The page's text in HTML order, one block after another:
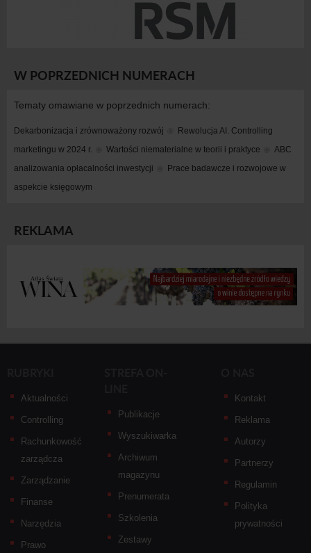
W POPRZEDNICH NUMERACH
Tematy omawiane w poprzednich numerach:
Dekarbonizacja i zrównoważony rozwój
Rewolucja AI. Controlling
marketingu w 2024 r.
Wartości niematerialne w teorii i praktyce
ABC
analizowania opłacalności inwestycji
Prace badawcze i rozwojowe w
aspekcie księgowym
REKLAMA
Aktualności
Controlling
Rachunkowość
zarządcza
Zarządzanie
Finanse
Narzędzia
Prawo
Publikacje
Wyszukiwarka
Archiwum
magazynu
Prenumerata
Szkolenia
Zestawy
Kontakt
Reklama
Autorzy
Partnerzy
Regulamin
Polityka
prywatności